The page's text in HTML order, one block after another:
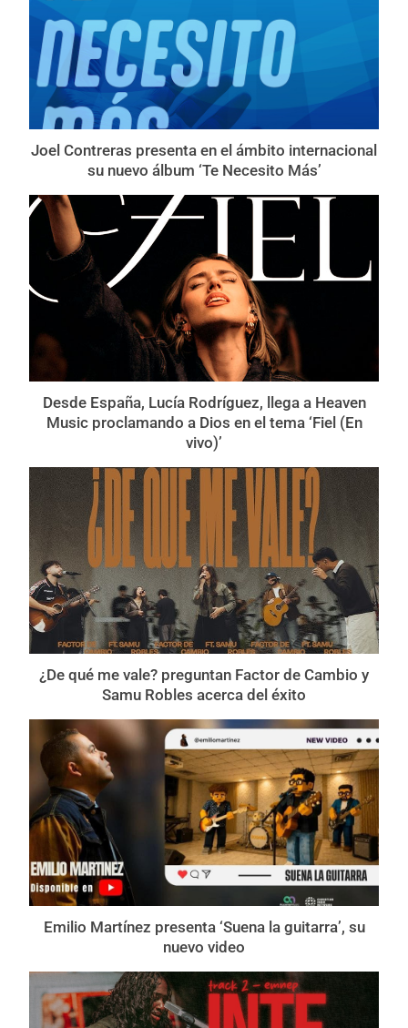
Joel Contreras presenta en el ámbito internacional
su nuevo álbum ‘Te Necesito Más’
Desde España, Lucía Rodríguez, llega a Heaven
Music proclamando a Dios en el tema ‘Fiel (En
vivo)’
¿De qué me vale? preguntan Factor de Cambio y
Samu Robles acerca del éxito
Emilio Martínez presenta ‘Suena la guitarra’, su
nuevo video